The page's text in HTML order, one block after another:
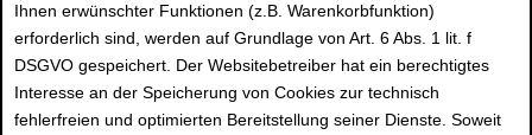
Ihnen erwünschter Funktionen (z.B. Warenkorbfunktion)
erforderlich sind, werden auf Grundlage von Art. 6 Abs. 1 lit. f
DSGVO gespeichert. Der Websitebetreiber hat ein berechtigtes
Interesse an der Speicherung von Cookies zur technisch
fehlerfreien und optimierten Bereitstellung seiner Dienste. Soweit